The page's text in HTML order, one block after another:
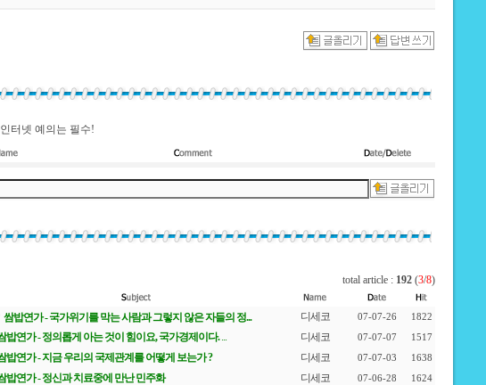
터넷 예의는 필수!
total article : 192 (3/8)
쌈밥연가 - 국가위기를 막는 사람과 그렇지 않은 자들의 정... 디세코 07-07-26 1822
밥연가 - 정의롭게 아는 것이 힘이요, 국가경제이다.... 디세코 07-07-07 1517
밥연가 - 지금 우리의 국제관계를 어떻게 보는가 ? 디세코 07-07-03 1638
밥연가 - 정신과 치료중에 만난 민주화 디세코 07-06-28 1624